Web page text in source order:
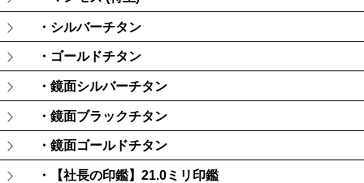
・シルバーチタン
・ゴールドチタン
・鏡面シルバーチタン
・鏡面ブラックチタン
・鏡面ゴールドチタン
・【社長の印鑑】21.0ミリ印鑑